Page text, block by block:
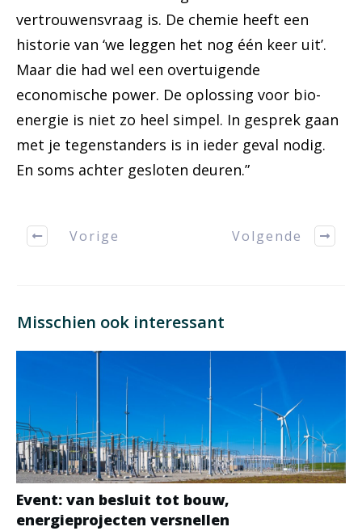
vertrouwensvraag is. De chemie heeft een
historie van ‘we leggen het nog één keer uit’.
Maar die had wel een overtuigende
economische power. De oplossing voor bio-
energie is niet zo heel simpel. In gesprek gaan
met je tegenstanders is in ieder geval nodig.
En soms achter gesloten deuren.”
Vorige Volgende
Misschien ook interessant
Event: van besluit tot bouw,
energieprojecten versnellen